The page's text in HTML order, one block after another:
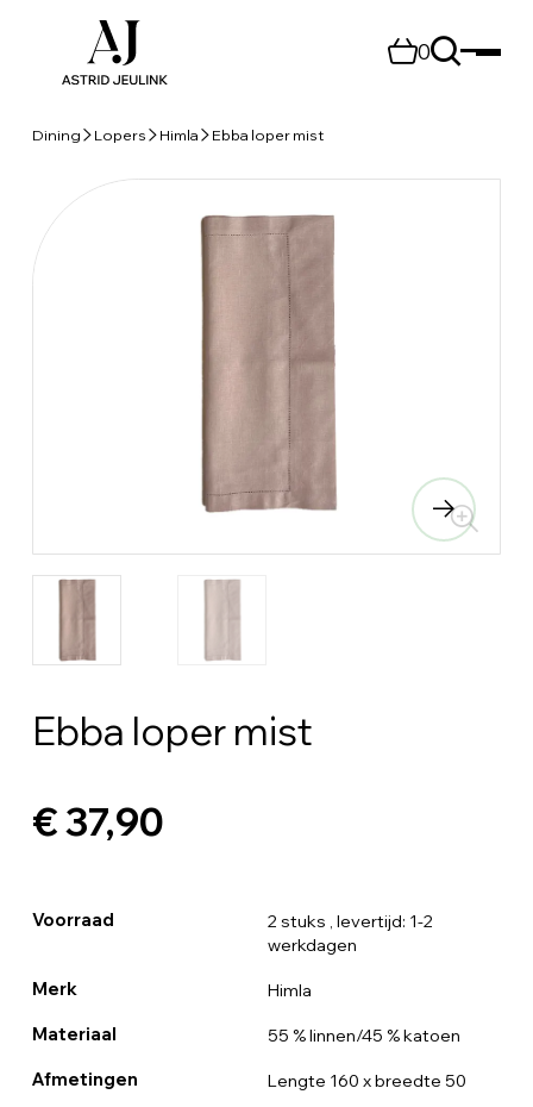
0
Dining Lopers Himla Ebba loper mist
Ebba loper mist
€ 37,90
Voorraad 2 stuks , levertijd: 1-2
werkdagen
Merk Himla
Materiaal 55 % linnen/45 % katoen
Afmetingen Lengte 160 x breedte 50